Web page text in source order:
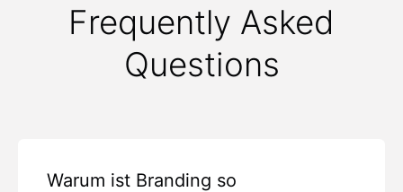
Frequently Asked
Questions
Warum ist Branding so